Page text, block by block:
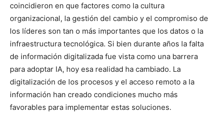
coincidieron en que factores como la cultura
organizacional, la gestión del cambio y el compromiso de
los líderes son tan o más importantes que los datos o la
infraestructura tecnológica. Si bien durante años la falta
de información digitalizada fue vista como una barrera
para adoptar IA, hoy esa realidad ha cambiado. La
digitalización de los procesos y el acceso remoto a la
información han creado condiciones mucho más
favorables para implementar estas soluciones.